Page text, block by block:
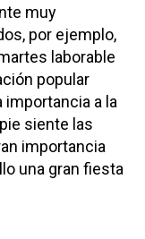
muy
por ejemplo,
laborable
popular
importancia a la
siente las
importancia
una gran fiesta